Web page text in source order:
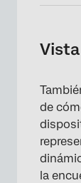
de
la